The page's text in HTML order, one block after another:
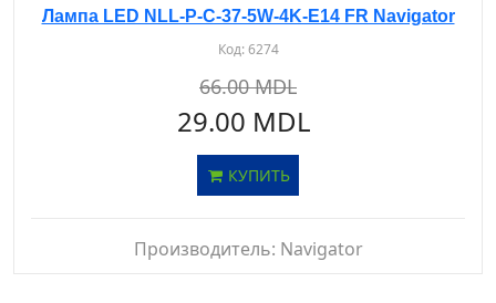
Лампа LED NLL-P-C-37-5W-4K-E14 FR Navigator
Код:6274
66.00 MDL
29.00 MDL
КУПИТЬ
Производитель: Navigator